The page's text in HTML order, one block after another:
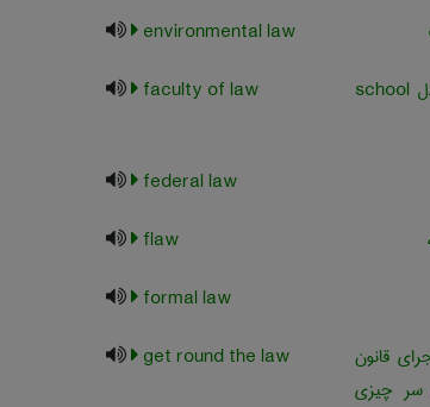
environmental law
دانشکده حقوقمعادل ‎school
faculty of law
federal law
flaw
formal law
قانون
سر چیزی
get round the law